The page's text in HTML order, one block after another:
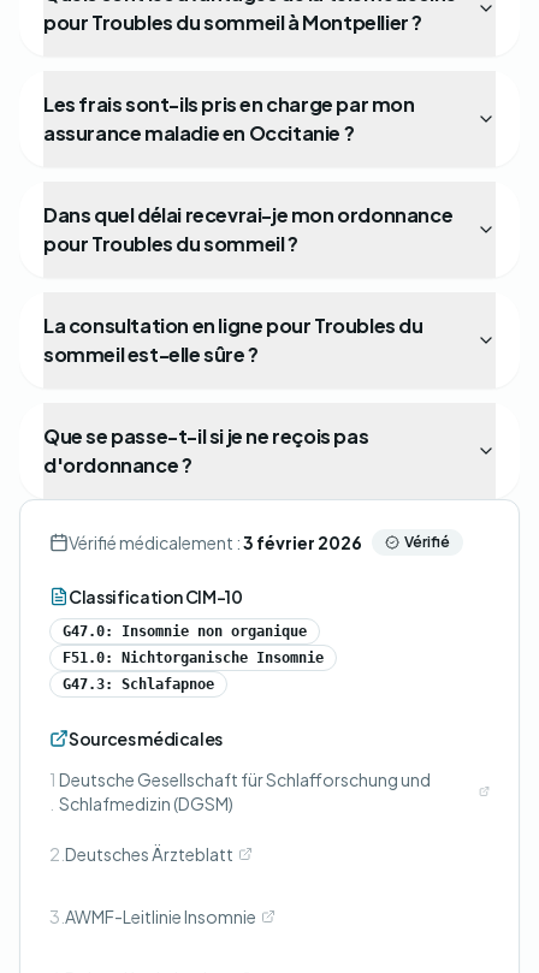
pour Troubles du sommeil à Montpellier ?
Les frais sont-ils pris en charge par mon
assurance maladie en Occitanie ?
Dans quel délai recevrai-je mon ordonnance
pour Troubles du sommeil ?
La consultation en ligne pour Troubles du
sommeil est-elle sûre ?
Que se passe-t-il si je ne reçois pas
d'ordonnance ?
Vérifié médicalement :3 février 2026 Vérifié
Classification CIM-10
G47.0: Insomnie non organique
F51.0: Nichtorganische Insomnie
G47.3: Schlafapnoe
Sources médicales
1 Deutsche Gesellschaft für Schlafforschung und
Schlafmedizin (DGSM)
2. Deutsches Ärzteblatt
3. AWMF-Leitlinie Insomnie